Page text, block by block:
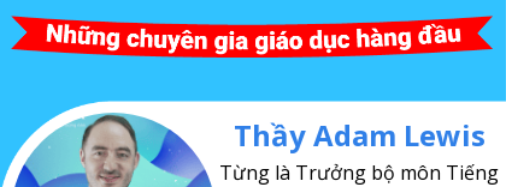
Từng là Trưởng bộ môn Tiếng
Thầy Adam Lewis